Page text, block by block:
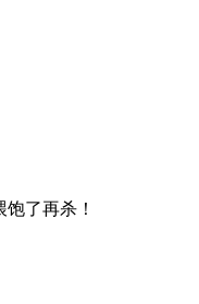
了再杀！